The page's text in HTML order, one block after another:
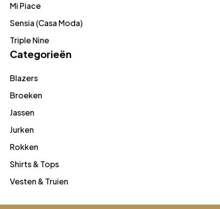
Mi Piace
Sensia (Casa Moda)
Triple Nine
Categorieën
Blazers
Broeken
Jassen
Jurken
Rokken
Shirts & Tops
Vesten & Truien